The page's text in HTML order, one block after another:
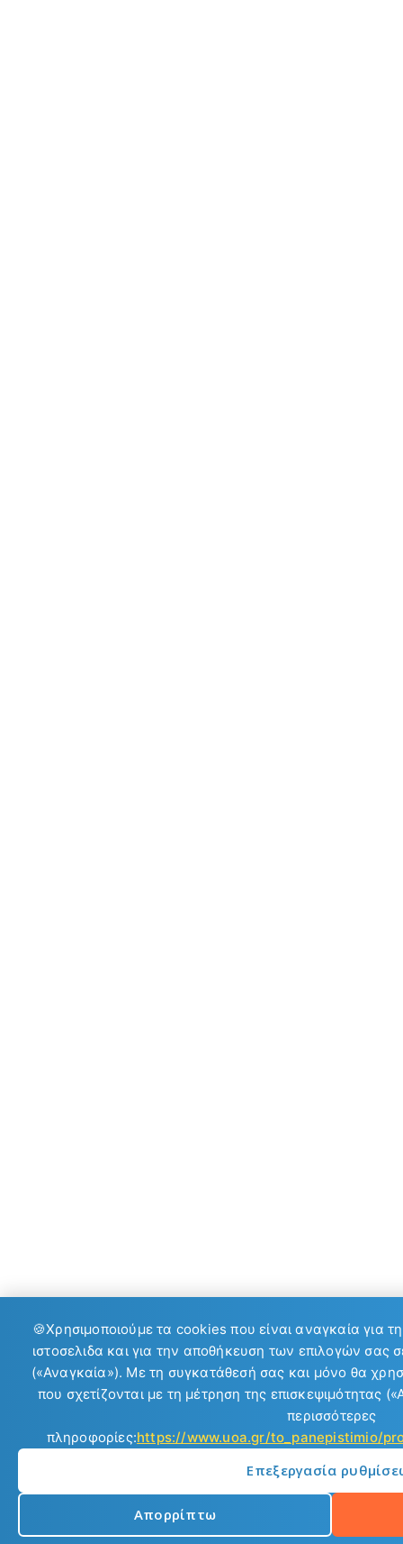
🍪Χρησιμοποιούμε τα cookies που είναι αναγκαία για
ιστοσελιδα και για την αποθήκευση των επιλογών σας
(«Αναγκαία»). Με τη συγκατάθεσή σας και μόνο θα
που σχετίζονται με τη μέτρηση της επισκεψιμότητας
περισσότερες
πληροφορίες:https://www.uoa.gr/to_panepistimio/
Επεξεργασία
Απορρίπτω